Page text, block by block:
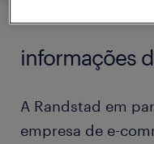
informações
A Randstad em
empresa de e-